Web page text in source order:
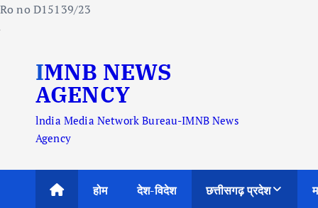
Ro no D15139/23
IMNB NEWS
AGENCY
lndia Media Network Bureau-IMNB News
Agency
होम देश-विदेश छत्तीसगढ़ प्रदेश